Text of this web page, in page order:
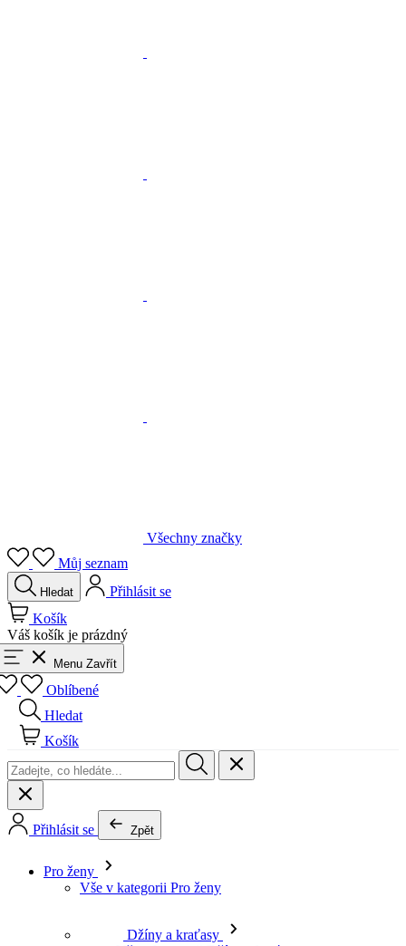
Všechny značky
Můj seznam
Hledat
Přihlásit se
Košík
Váš košík je prázdný
Menu Zavřít
Oblíbené
Hledat
Košík
Přihlásit se Zpět
Pro ženy
Vše v kategorii Pro ženy
Džíny a kraťasy